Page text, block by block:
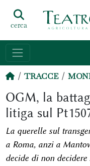
cerca
TRACCE
OGM, la
litiga sul
La querelle sul
a Roma, anzi a
decide di non